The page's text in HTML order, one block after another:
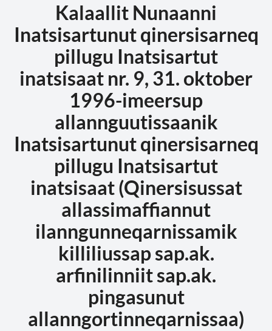
Kalaallit Nunaanni
Inatsisartunut qinersisarneq
pillugu Inatsisartut
inatsisaat nr. 9, 31. oktober
1996-imeersup
allannguutissaanik
Inatsisartunut qinersisarneq
pillugu Inatsisartut
inatsisaat (Qinersisussat
allassimaffiannut
ilanngunneqarnissamik
killiliussap sap.ak.
arfinilinniit sap.ak.
pingasunut
allanngortinneqarnissaa)